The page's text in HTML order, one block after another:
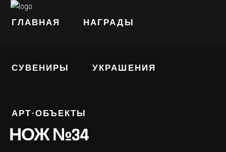
ГЛАВНАЯ НАГРАДЫ
СУВЕНИРЫ УКРАШЕНИЯ
АРТ-ОБЪЕКТЫ
НОЖ №34